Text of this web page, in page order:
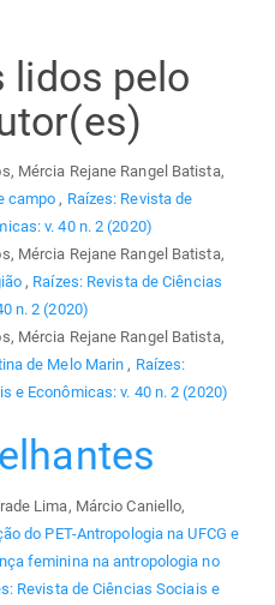
lidos pelo
Mércia Rejane Rangel Batista,
campo, Raízes: Revista de
v. 40 n. 2 (2020)
Mércia Rejane Rangel Batista,
, Raízes: Revista de Ciências
n. 2 (2020)
Mércia Rejane Rangel Batista,
de Melo Marin, Raízes:
e Econômicas: v. 40 n. 2 (2020)
Lima, Márcio Caniello,
do PET-Antropologia na UFCG e
feminina na antropologia no
Revista de Ciências Sociais e